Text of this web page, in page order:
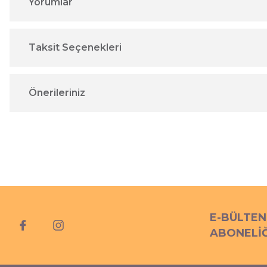
Taksit Seçenekleri
Önerileriniz
E-BÜLTEN